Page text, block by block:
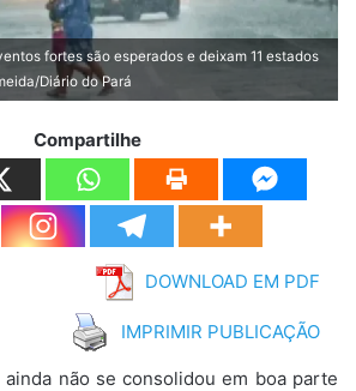
fortes são esperados e deixam 11 estados
Diário do Pará
Compartilhe
DOWNLOAD EM PDF
IMPRIMIR PUBLICAÇÃO
não se consolidou em boa parte